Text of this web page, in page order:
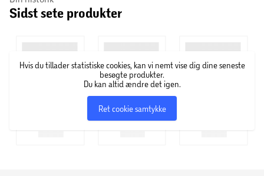
fuldstændigt tilbage til den oprindelige form. Dette
Sidst sete produkter
Hvis du tillader statistiske cookies, kan vi nemt vise dig dine seneste
besøgte produkter.
Du kan altid ændre det igen.
Ret cookie samtykke